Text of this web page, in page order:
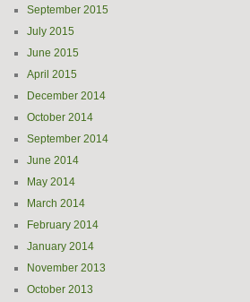
September 2015
July 2015
June 2015
April 2015
December 2014
October 2014
September 2014
June 2014
May 2014
March 2014
February 2014
January 2014
November 2013
October 2013